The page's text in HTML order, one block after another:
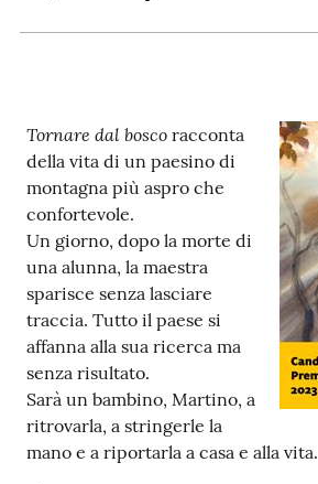
Casa
Piani
Archivio
storico
Decentrate
Tornare dal bosco racconta
della vita di un paesino di
montagna più aspro che
confortevole.
Un giorno, dopo la morte di
una alunna, la maestra
sparisce senza lasciare
traccia. Tutto il paese si
affanna alla sua ricerca ma
senza risultato.
Sarà un bambino, Martino, a
ritrovarla, a stringerle la
mano e a riportarla a casa e alla vita.